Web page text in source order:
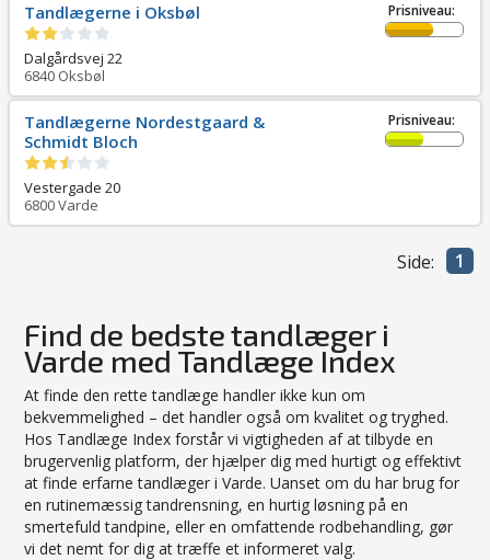
Tandlægerne i Oksbøl
Dalgårdsvej 22
6840 Oksbøl
Prisniveau:
Tandlægerne Nordestgaard &
Schmidt Bloch
Vestergade 20
6800Varde
Prisniveau:
Side: 1
Find de bedste tandlæger i
Varde med Tandlæge Index
At finde den rette tandlæge handler ikke kun om
bekvemmelighed – det handler også om kvalitet og tryghed.
Hos Tandlæge Index forstår vi vigtigheden af at tilbyde en
brugervenlig platform, der hjælper dig med hurtigt og effektivt
at finde erfarne tandlæger i Varde. Uanset om du har brug for
en rutinemæssig tandrensning, en hurtig løsning på en
smertefuld tandpine, eller en omfattende rodbehandling, gør
vi det nemt for dig at træffe et informeret valg.